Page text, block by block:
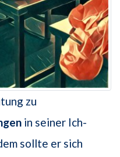
zu
in seiner Ich-
sollte er sich